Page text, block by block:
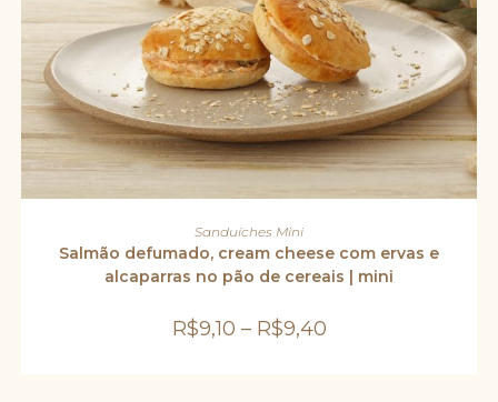
Este
tem
várias
variantes.
As
podem
ser
escolhidas
Sanduíches Mini
Salmão defumado, cream cheese com ervas e
alcaparras no pão de cereais | mini
R$9,10 – R$9,40